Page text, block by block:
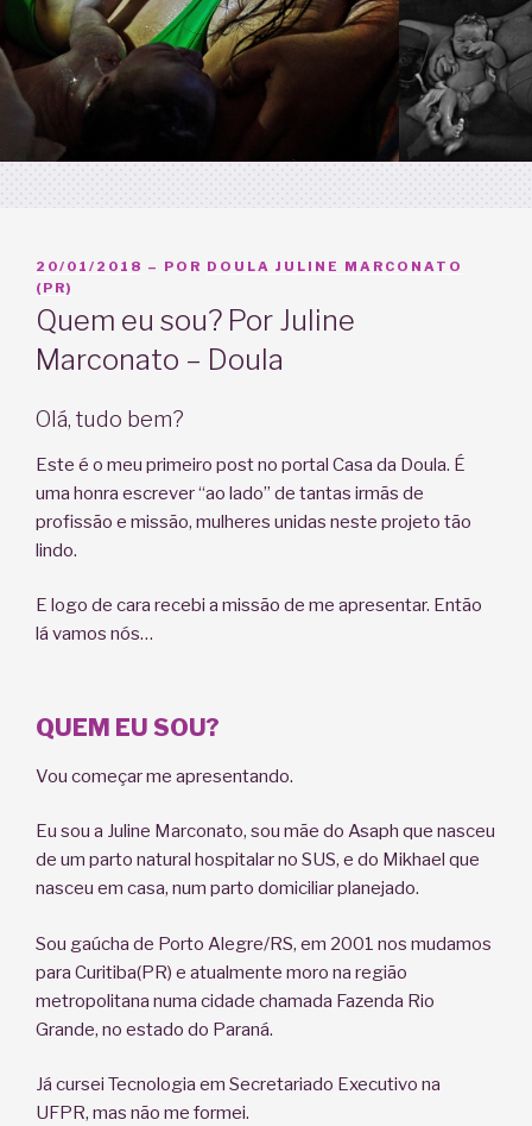
PUBLICADO
EM
20/01/2018 – POR DOULA JULINE MARCONATO
(PR)
Quem eu sou? Por Juline
Marconato – Doula
Olá, tudo bem?
Este é o meu primeiro post no portal Casa da Doula. É
uma honra escrever “ao lado” de tantas irmãs de
profissão e missão, mulheres unidas neste projeto tão
lindo.
E logo de cara recebi a missão de me apresentar. Então
lá vamos nós…
QUEM EU SOU?
Vou começar me apresentando.
Eu sou a Juline Marconato, sou mãe do Asaph que nasceu
de um parto natural hospitalar no SUS, e do Mikhael que
nasceu em casa, num parto domiciliar planejado.
Sou gaúcha de Porto Alegre/RS, em 2001 nos mudamos
para Curitiba(PR) e atualmente moro na região
metropolitana numa cidade chamada Fazenda Rio
Grande, no estado do Paraná.
Já cursei Tecnologia em Secretariado Executivo na
UFPR, mas não me formei.